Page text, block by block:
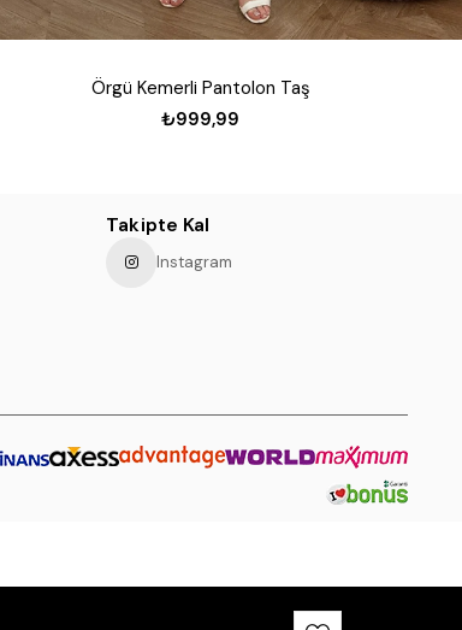
Örgü Kemerli Pantolon Taş
₺999,99
Takipte Kal
Instagram